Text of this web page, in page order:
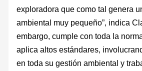
exploradora que como tal genera
ambiental muy pequeño”, indica
embargo, cumple con toda la
aplica altos estándares,
en toda su gestión ambiental y